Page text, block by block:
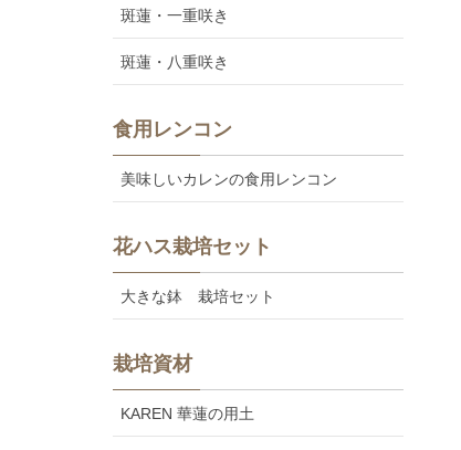
斑蓮・一重咲き
斑蓮・八重咲き
食用レンコン
美味しいカレンの食用レンコン
花ハス栽培セット
大きな鉢 栽培セット
栽培資材
KAREN 華蓮の用土